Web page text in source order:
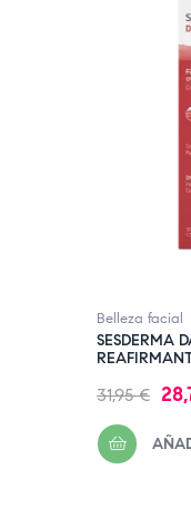
Belleza facial
SESDERMA
Precio
regular
31,95 €